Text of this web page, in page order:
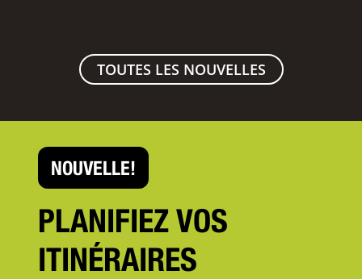
TOUTES LES NOUVELLES
NOUVELLE!
PLANIFIEZ VOS
ITINÉRAIRES